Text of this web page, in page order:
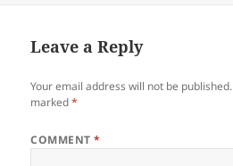
Leave a Reply
Your email address will not be published.
marked*
COMMENT*